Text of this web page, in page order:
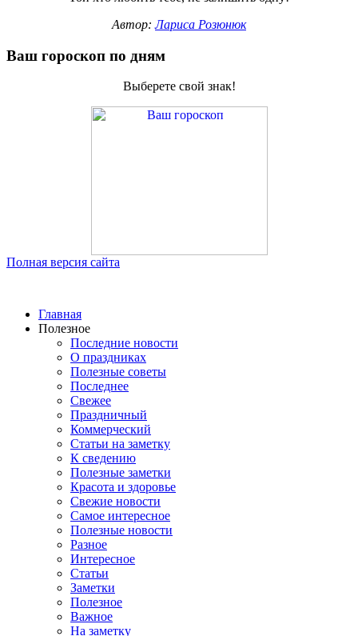
Автор:Лариса Розюнюк
Ваш гороскоп по дням
Выберете свой знак!
Полная версия сайта
Главная
Полезное
Последние новости
О праздниках
Полезные советы
Последнее
Свежее
Праздничный
Коммерческий
Статьи на заметку
К сведению
Полезные заметки
Красота и здоровье
Свежие новости
Самое интересное
Полезные новости
Разное
Интересное
Статьи
Заметки
Полезное
Важное
На заметку